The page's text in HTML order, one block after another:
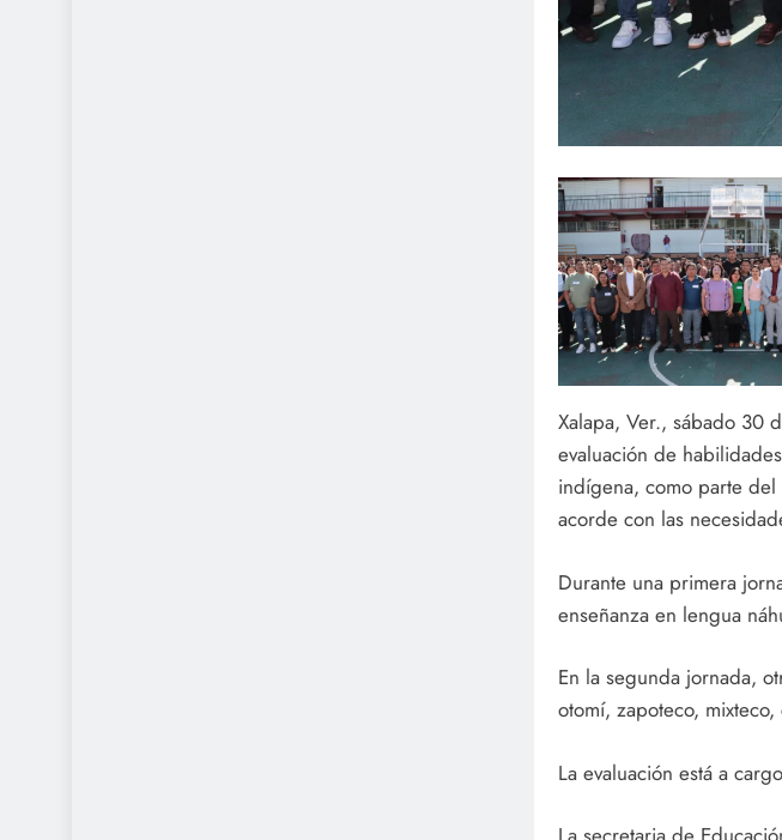
Xalapa, Ver., sábado 30
evaluación de
indígena, como parte del
acorde con las
Durante una primera
enseñanza en lengua
En la segunda jornada,
otomí, zapoteco,
La evaluación está a